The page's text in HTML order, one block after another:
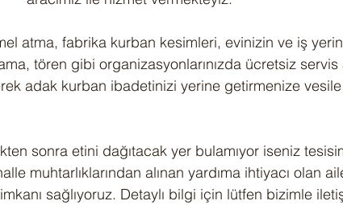
atma, fabrika kurban kesimleri, evinizin ve iş
tören gibi organizasyonlarınızda ücretsiz servis
adak kurban ibadetinizi yerine getirmenize
sonra etini dağıtacak yer bulamıyor iseniz
muhtarlıklarından alınan yardıma ihtiyacı olan
sağlıyoruz. Detaylı bilgi için lütfen bizimle